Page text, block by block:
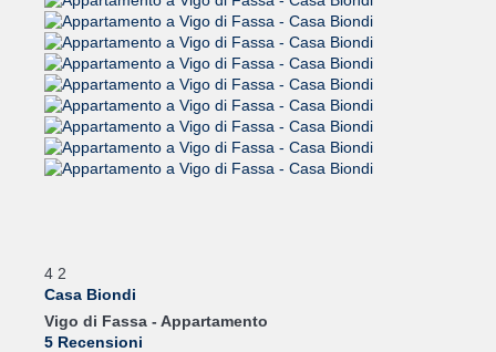
4 2
Casa Biondi
Vigo di Fassa - Appartamento
5 Recensioni